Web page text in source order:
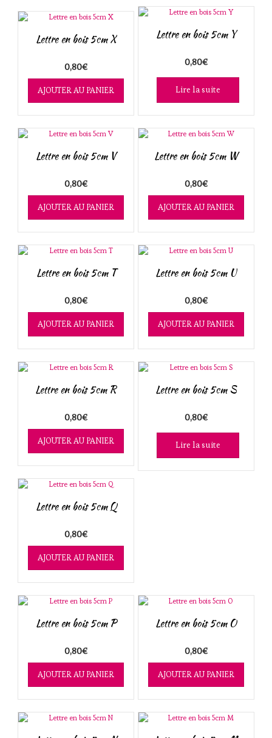
Lettre en bois 5cm Y
0,80€
Lire la suite
Lettre en bois 5cm X
0,80€
AJOUTER AU PANIER
Lettre en bois 5cm W
0,80€
AJOUTER AU PANIER
Lettre en bois 5cm V
0,80€
AJOUTER AU PANIER
Lettre en bois 5cm U
0,80€
AJOUTER AU PANIER
Lettre en bois 5cm T
0,80€
AJOUTER AU PANIER
Lettre en bois 5cm S
0,80€
Lire la suite
Lettre en bois 5cm R
0,80€
AJOUTER AU PANIER
Lettre en bois 5cm Q
0,80€
AJOUTER AU PANIER
Lettre en bois 5cm P
0,80€
AJOUTER AU PANIER
Lettre en bois 5cm O
0,80€
AJOUTER AU PANIER